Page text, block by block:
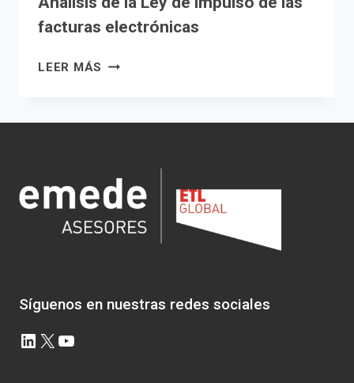
facturas electrónicas
LEER MÁS ANÁLISIS
LEY
DE
LAS
ELECTRÓNICAS
Síguenos en nuestras redes sociales
LinkedIn
X YouTube